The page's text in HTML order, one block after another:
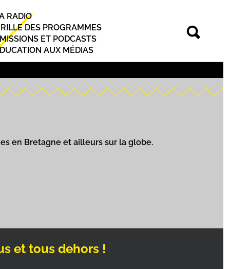
RADIO
DES PROGRAMMES
ET PODCASTS
AUX MÉDIAS
en Bretagne et ailleurs sur la globe.
et tous dehors !